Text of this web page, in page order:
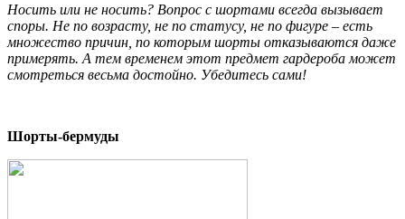
Носить или не носить? Вопрос с шортами всегда вызывает
споры. Не по возрасту, не по статусу, не по фигуре – есть
множество причин, по которым шорты отказываются даже
примерять. А тем временем этот предмет гардероба может
смотреться весьма достойно. Убедитесь сами!
Шорты-бермуды